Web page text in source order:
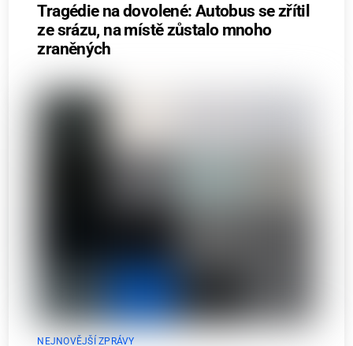
Tragédie na dovolené: Autobus se zřítil
ze srázu, na místě zůstalo mnoho
zraněných
NEJNOVĚJŠÍ ZPRÁVY